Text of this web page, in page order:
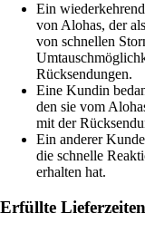
Ein
von Alohas, der
von schnellen
Rücksendungen.
Eine Kundin
den sie vom
mit der
Ein anderer
die schnelle
erhalten hat.
Erfüllte